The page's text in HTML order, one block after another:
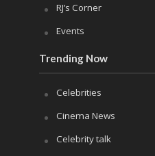
RJ’s Corner
Events
Trending Now
Celebrities
Cinema News
Celebrity talk